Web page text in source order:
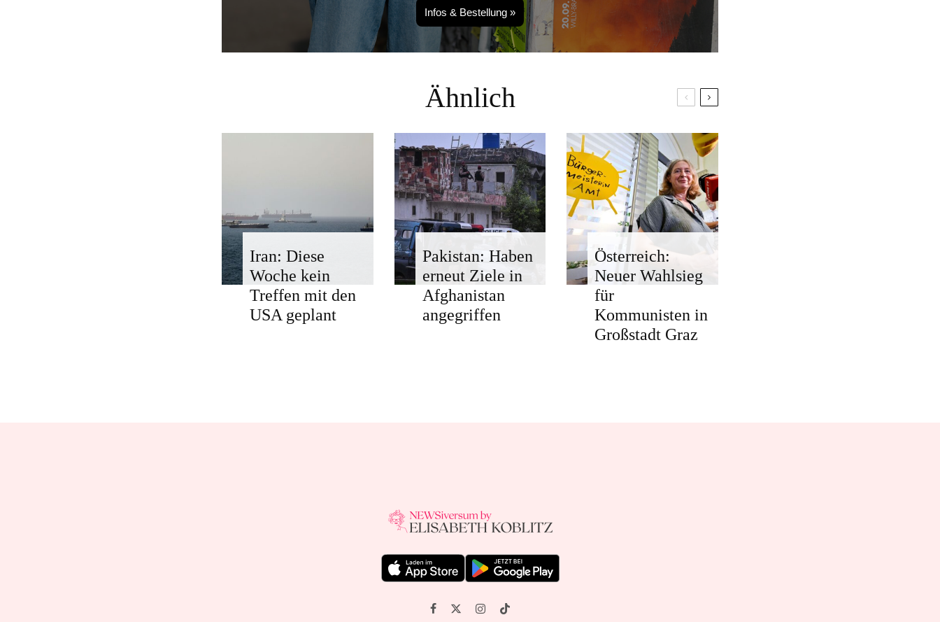
Infos & Bestellung »
Ähnlich
Iran: Diese
Woche kein
Treffen mit den
USA geplant
Pakistan: Haben
erneut Ziele in
Afghanistan
angegriffen
Österreich:
Neuer Wahlsieg
für
Kommunisten in
Großstadt Graz